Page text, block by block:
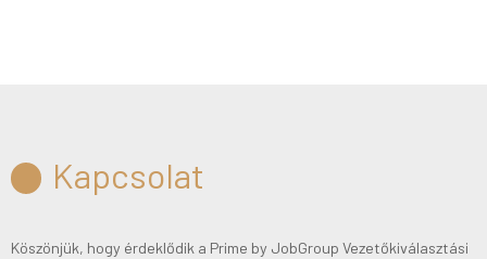
Kapcsolat
Köszönjük, hogy érdeklődik a Prime by JobGroup Vezetőkiválasztási